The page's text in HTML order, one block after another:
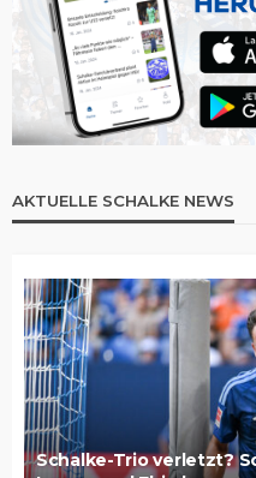
AKTUELLE SCHALKE NEWS
Schalke-Trio verletzt?